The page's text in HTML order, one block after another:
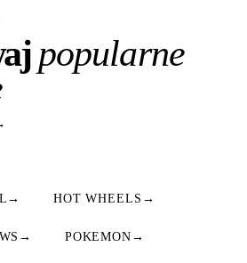
popularne
→ HOT WHEELS →
→ POKEMON →